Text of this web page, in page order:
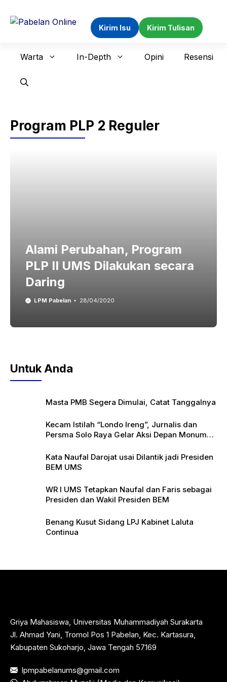
Kirim Isu Kirim Tulisan
Warta In-Depth Opini Resensi
Program PLP 2 Reguler
Alami Perubahan, Program
PLP II UMS Dilakukan secara
Daring
LPM Pabelan 28/04/2020
Untuk Anda
Masta PMB Segera Dimulai, Catat Tanggalnya
Kecam Istilah “Londo Ireng”, Jurnalis dan
Persma Solo Raya Gelar Aksi Depan Monumen
Kata Naufal Darojat usai Dilantik jadi Presiden
BEM UMS
WR I UMS Tetapkan Naufal dan Faris sebagai
Presiden dan Wakil Presiden BEM
Benang Kusut Sidang LPJ Kabinet Laluta
Continua
Griya Mahasiswa, Universitas Muhammadiyah Surakarta
Jl. Ahmad Yani, Tromol Pos 1 Pabelan, Kec. Kartasura,
Kabupaten Sukoharjo, Jawa Tengah 57169
lpmpabelanums@gmail.com